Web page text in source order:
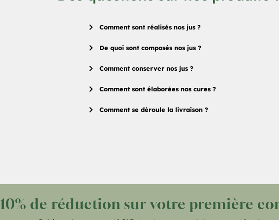
Comment sont réalisés nos jus ?
De quoi sont composés nos jus ?
Comment conserver nos jus ?
Comment sont élaborées nos cures ?
Comment se déroule la livraison ?
10% de réduction sur votre première